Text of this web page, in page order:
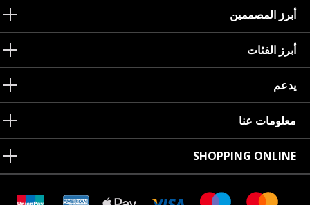
أبرز المصممين
أبرز الفئات
يدعم
معلومات عنا
SHOPPING ONLINE